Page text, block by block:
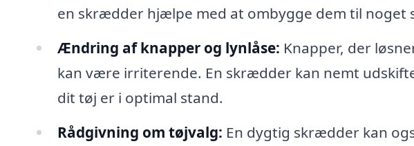
en skrædder hjælpe med at ombygge dem til noget
Ændring af knapper og lynlåse: Knapper, der
kan være irriterende. En skrædder kan nemt
dit tøj er i optimal stand.
Rådgivning om tøjvalg: En dygtig skrædder kan